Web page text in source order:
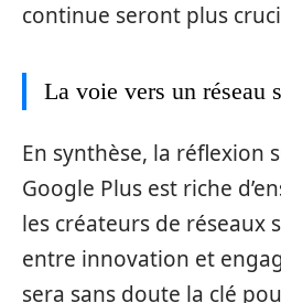
continue seront plus
La voie vers un réseau
En synthèse, la réflexion
Google Plus est riche
les créateurs de réseaux
entre innovation et
sera sans doute la clé